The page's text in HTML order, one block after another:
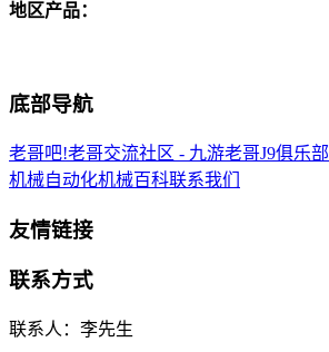
地区产品：
底部导航
老哥吧!老哥交流社区 - 九游老哥J9俱乐
机械自动化机械百科联系我们
友情链接
联系方式
联系人：李先生